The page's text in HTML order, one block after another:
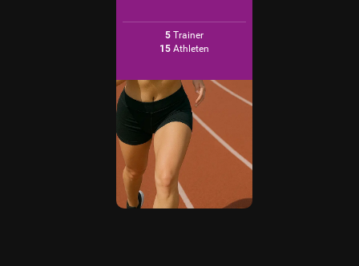
5 Trainer
15 Athleten